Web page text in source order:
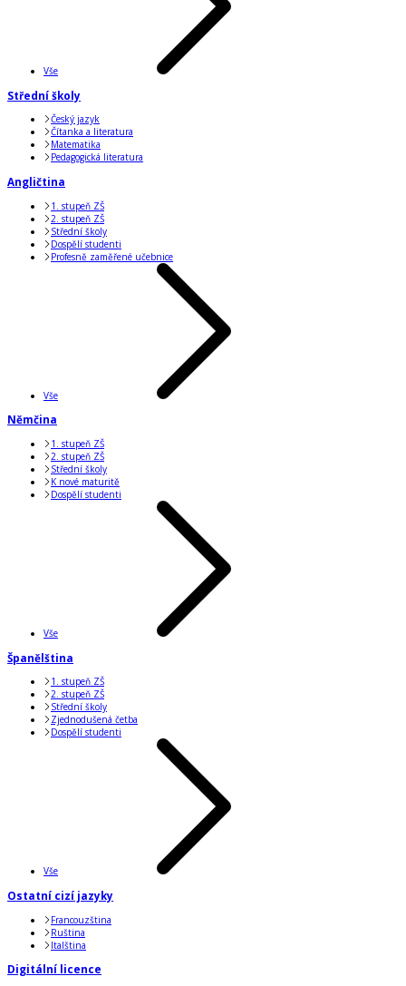
Vše
Střední školy
Český jazyk
Čítanka a literatura
Matematika
Pedagogická literatura
Angličtina
1. stupeň ZŠ
2. stupeň ZŠ
Střední školy
Dospělí studenti
Profesně zaměřené učebnice
Vše
Němčina
1. stupeň ZŠ
2. stupeň ZŠ
Střední školy
K nové maturitě
Dospělí studenti
Vše
Španělština
1. stupeň ZŠ
2. stupeň ZŠ
Střední školy
Zjednodušená četba
Dospělí studenti
Vše
Ostatní cizí jazyky
Francouzština
Ruština
Italština
Digitální licence